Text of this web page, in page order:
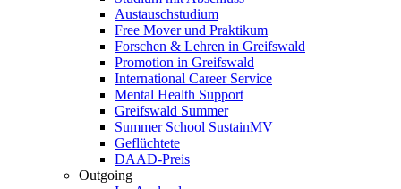
Austauschstudium
Free Mover und Praktikum
Forschen & Lehren in Greifswald
Promotion in Greifswald
International Career Service
Mental Health Support
Greifswald Summer
Summer School SustainMV
Geflüchtete
DAAD-Preis
Outgoing